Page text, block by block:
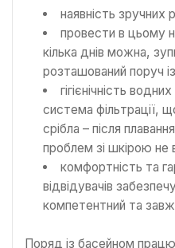
наявність зручних
провести в цьому
кілька днів можна,
розташований поруч
гігієнічність
система фільтрації,
срібла – після
проблем зі шкірою не
комфортність та
відвідувачів
компетентний та
Поряд із басейном